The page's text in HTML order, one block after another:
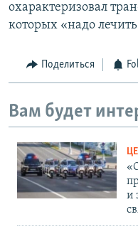
охарактеризовал
которых «надо
Поделиться
Вам будет
и